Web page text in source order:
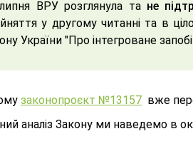
ВРУ розглянула та не
у другому читанні та в
України "Про інтегроване
законопроєкт №13157 вже
аналіз Закону ми наведемо в